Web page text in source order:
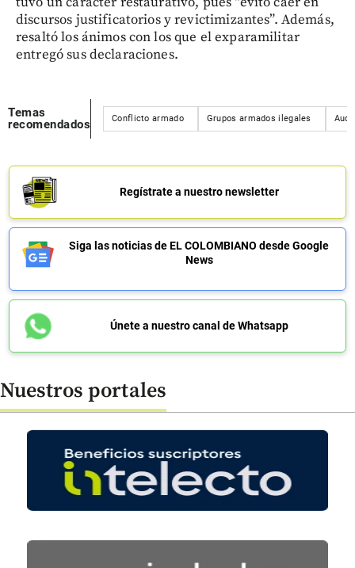
discursos justificatorios y revictimizantes”. Además,
resaltó los ánimos con los que el exparamilitar
entregó sus declaraciones.
Temas
recomendados
Conflicto armado Grupos armados ilegales Auc
Regístrate a nuestro newsletter
Siga las noticias de EL COLOMBIANO desde Google
News
Únete a nuestro canal de Whatsapp
Nuestros portales